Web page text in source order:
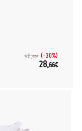
40,95€ (-30%)
28,66€